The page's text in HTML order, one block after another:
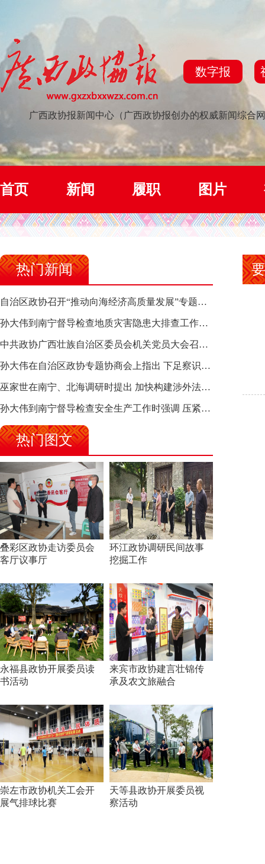
数字报
广西政协报新闻中心（广西政协报创办的权威新闻综合
首页 新闻 履职 图片
热门新闻
自治区政协召开“推动向海经济高质量发展”专题调研座谈会 钱学明出席并讲话
孙大伟到南宁督导检查地质灾害隐患大排查工作时强调 筑牢地质灾害安全防线 全力保障人民群众生命财产安全
中共政协广西壮族自治区委员会机关党员大会召开 选举产生新一届机关党委、机关纪委
孙大伟在自治区政协专题协商会上指出 下足察识谋督之功 恪尽服务大局之责 助推有色金属、关键金属产业高质量发展
巫家世在南宁、北海调研时提出 加快构建涉外法律供给集群 护航向海经济高质量发展
孙大伟到南宁督导检查安全生产工作时强调 压紧压实责任 狠抓隐患整治 坚决筑牢安全生产防线
热门图文
叠彩区政协走访委员会
客厅议事厅
环江政协调研民间故事
挖掘工作
永福县政协开展委员读
书活动
来宾市政协建言壮锦传
承及农文旅融合
崇左市政协机关工会开
展气排球比赛
天等县政协开展委员视
察活动